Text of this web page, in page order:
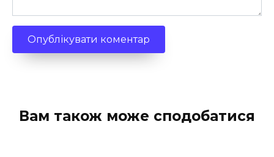
Вам також може сподобатися